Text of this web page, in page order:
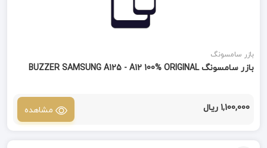
بازر سامسونگ
بازر سامسونگ BUZZER SAMSUNG A125 - A12 100% ORIGINAL
1,100,000 ریال مشاهده